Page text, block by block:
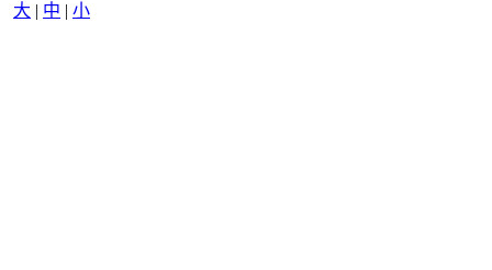
大 | 中 | 小